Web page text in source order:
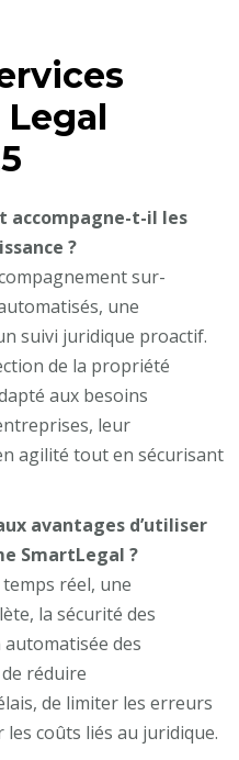
accompagne-t-il les
?
sur-
une
suivi juridique proactif.
de la propriété
aux besoins
leur
agilité tout en sécurisant
avantages d’utiliser
SmartLegal ?
réel, une
la sécurité des
des
réduire
de limiter les erreurs
les coûts liés au juridique.